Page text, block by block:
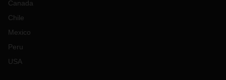
Canada
Chile
Mexico
Peru
USA